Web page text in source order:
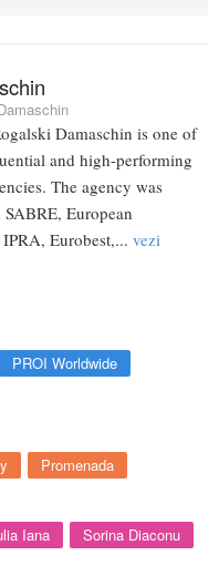
Damaschin is one of
and high-performing
The agency was
European
Eurobest,... vezi
PROI Worldwide
Promenada
Iana Sorina Diaconu